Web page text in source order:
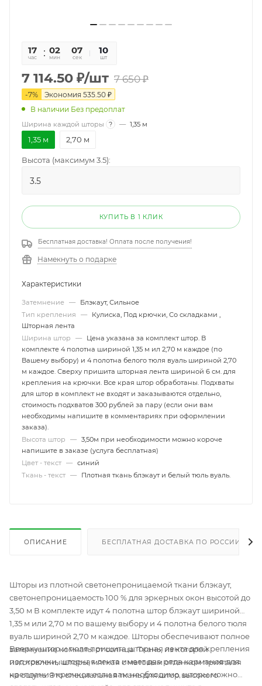
17
час
02
мин
07
сек
10
шт
7 114.50 ₽/шт 7 650₽
-7% Экономия 535.50 ₽
В наличии Без предоплат
Ширина каждой шторы ? — 1,35 м
1,35 м 2,70 м
Высота (максимум 3.5):
КУПИТЬ В 1 КЛИК
Бесплатная доставка! Оплата после получения!
Намекнуть о подарке
Характеристики
Затемнение —
Блэкаут, Сильное
Тип крепления
—
Кулиска, Под крючки, Со складками ,
Шторная лента
Ширина штор
—
Цена указана за комплект штор. В
комплекте 4 полотна шириной 1,35 м ил 2,70 м каждое (по
Вашему выбору) и 4 полотна белого тюля вуаль шириной 2,70
м каждое. Сверху пришита шторная лента шириной 6 см. для
крепления на крючки. Все края штор обработаны. Подхваты
для штор в комплект не входят и заказываются отдельно,
стоимость подхватов 300 рублей за пару (если они вам
необходимы напишите в комментариях при оформлении
заказа).
Высота штор
— 3,50м при необходимости можно короче
напишите в заказе (услуга бесплатная)
Цвет - текст — синий
Ткань - текст — Плотная ткань блэкаут и белый тюль вуаль.
ОПИСАНИЕ БЕСПЛАТНАЯ ДОСТАВКА ПО РОССИИ
Шторы из плотной светонепроницаемой ткани блэкаут,
светонепроницаемость 100 % для эркерных окон высотой до
3,50 м В комплекте идут 4 полотна штор блэкаут шириной
1,35 м или 2,70 м по вашему выбору и 4 полотна белого тюля
вуаль шириной 2,70 м каждое. Шторы обеспечивают полное
затемнение комнаты от солнца. Ткань, из которой
изготовлены шторы, мягкая с матовым оттенком приятная
на ощупь. Это специальная ткань для штор высокого
Вверху штор и тюля пришита шторная лента для крепления
под крючки, шторная лента имеет два ряда карманов для
крепления крючков если вам необходимо, шторы можно